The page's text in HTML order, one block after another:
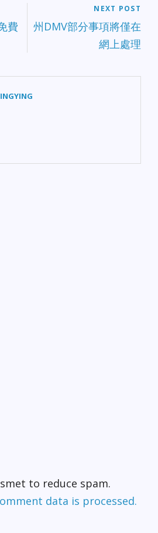
費
NEXT POST
州DMV部分事項將僅在
網上處理
to reduce spam.
data is processed.